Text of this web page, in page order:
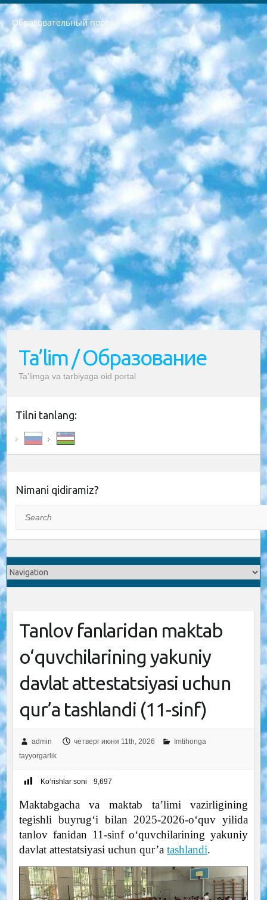
Образовательный портал
РЕСПУБЛИКА УЗБЕКИСТАН МИНИСТРЕРСТВО ДОШКОЛЬНОГО И ШКОЛЬНОГО ОБРАЗОВАНИЯ КОМАНДА в общеобразовательных учреждениях в 2023-2024 учебном году организация и проведение итоговой государственной аттестации обучающихся о Министра дошкольного и школьного образования Республики Узбекистан от 4 марта 2008 года (постановлением Минюста от 20 марта 2008 года № 1778 государственной регистрации) «Итоговое состояние учащихся общего среднего образования на основании положения об утверждении положения об аттестации общего среднего образования выпускной экзамен студентов в образовательных учреждениях в 2023-2024 учебном году В целях организации и прохождения аттестации приказываю: 1. Следующее: перечень предметов, по которым будет проводиться итоговая государственная аттестация и экзамен формы перевода согласно приложению 1; сертификаты международного образца, оценивающие уровень владения иностранными языками перечень согласно приложению 2; 2. Педагогический при специализированных образовательных учреждениях. научно-практический центр квалификации и международной оценки (Д.Давидова) 2024 г. До 25 марта: задания по предметам, по которым будет проводиться итоговая аттестация разработка и утверждение технических условий; итоговая аттестация на основании разработанного предметного задания разработка вопросов по предметам (устно и письменно), экзамен передача; общеобразовательные средние школы и специальные учебные заведения учащиеся выпускных классов школ и интернатов в агентской системе подготовка базы данных экзаменационных материалов и критериев оценки; перевод базы экзаменационных материалов на все языки обучения подать в Республиканский образовательный центр для изготовления; варианты экзаменов на основе разработанных контрольных материалов пусть будут поставлены задачи формирования. 3. Республиканский образовательный центр (Ш.Худайкулов) до 5 апреля 2024 года. до: база данных предоставленных экзаменационных материалов на все языки обучения перевод и экспертиза; для слепых, слабовидящих, глухих, слабослышащих и умственно отсталых детей учащиеся выпускных классов специализированных школ и школ-интернатов база данных экзаменационных материалов на всех преподаваемых языках подготовка критериев оценки; специализированные школы для умственно отсталых детей и технологии для учащихся выпускных классов школ-интернатов разработка соответствующих рекомендаций и критериев проведения ЕГЭ по естествознанию давать задания. 4. Педагогический при специализированных образовательных учреждениях. Научно-практический центр навыков и международной оценки (Д.Давидова), Республика образовательный центр (Худайкулов Ш.) итоговый государственный аттестационный экзамен ориентирован на творческое и логическое мышление при подготовке базы материалов учитывать введение заданий. 5. Следует отметить, что: сертификат государственного образца о знании общеобразовательного предмета и как минимум национальный уровень B1 по предметам на иностранных языках, указанным в Приложении 2. или международно признанный сертификат эквивалентного уровня студенты, изучающие определенный предмет, освобождаются от экзамена; по соответствующим предметам запланирована итоговая государственная аттестация за день до дня, путем жеребьевки Рабочей группой (в письменной форме по предметам, проводимым в форме) из числа сформированных вариантов выбрано 2 варианта; 2 выбранных варианта экзамена анонсированы на официальном сайте министерства и все выпускники по всей стране на основе этих вариантов проводит итоговую государственную аттестацию. 6. Государственное образование учащихся средних общеобразовательных учреждений. знания в соответствии с квалификационными требованиями, которые необходимо приобрести на основании стандартов итоговый (выпускной) контроль для 9 и 11 классов в целях тестирования Экзамены (далее – экзамены) состоят из предметов, перечисленных в приложении 1. будет сделано. 7. Экзамены пройдут с 26 мая по 15 июня 2024 г. (кроме науки физического воспитания). 8. Физическая для учащихся 9 классов общесредних образовательных учреждений. Экзамены по предмету «Образование, квалификация медицина» 1-6 мая 2024 года. сотрудники перевести под присмотр (с отклонениями в физическом или умственном развитии) специализированная школа для детей, школы-интернаты и со сколиозом школы-интернаты санаторного типа для больных детей исключены). 9. Он был слепым, слабовидящим и имел нарушения опорно-двигательного аппарата. экзамены в специализированных школах и интернатах для детей должны проводиться исходя из требований, предъявляемых к общеобразовательным учреждениям (физкультура кроме науки). 10. Специализированная школа для глухих и слабослышащих детей. и экзамены в интернатах и быть реализован в виде письменного теста по математике. 11. Специальность для умственно отсталых детей. Для 9 класса Родной язык и литературное письмо Государственный язык (язык обучения – узбекский). для неклассов) написано Математическое письмо Письменная/устная история Узбекистана Физическое воспитание практично Итоговый контроль Для 11 класса Написание родного языка и литературы (эссе) Математическое письмо Узбекский язык (обучение на узбекском языке) не посещающее общее среднее образование для учреждений)/Образовательное учреждение выбор письменный и устный Иностранный язык письменный/устный Письменная/устная история Узбекистана *По выбору студента:  Химия  Физика  Основы государственного права  География 10 бесплатных образовательных ресурсов - Мы составили подборку онлайн-проектов с интерактивными упражнениями, видеолекциями и статьями. Они помогут вам обрести новые и освежить старые знания бесплатно. 1. «ИНТУИТ» Старейшая образовательная площадка Рунета. Здесь вы найдёте сотни текстовых и видеокурсов на десятки различных тем — от программирования до психологии. Многие курсы подготовлены российскими университетами и крупными международными компаниями вроде Intel и Microsoft. Самостоятельное обучение бесплатное, но желающие могут оплатить услуги персональных наставников. 2. «Смартия» знакомит с актуальными профессиями и подсказывает, как им обучаться. Выбрав заинтересовавшую вас специальность — SMM-специалист, фотограф, веб-дизайнер или другую, — увидите список необходимых для неё умений. Чтобы вы могли освоить их самостоятельно, для каждого умения площадка отображает подборку ссылок на учебные материалы. Хотя «Смартия» ориентируется на русскоязычную аудиторию, часть контента всё же доступна только на английском. 3. «Лекторий Физтеха» Проект Московского физико-технического института (Физтеха). С его помощью вы можете смотреть онлайн серии лекций, записанные на видео в этом вузе. В числе доступных предметов — физика, биология, химия, информационные технологии и другие. К некоторым лекциям администрация ресурса прилагает готовые конспекты, которые можно скачивать в PDF-формате. 4. ITMOcourses Онлайн-площадка Санкт-Петербургского национального исследовательского университета информационных технологий, механики и оптики (ИТМО). Ресурс предоставляет свободный доступ к курсам, разработанным в этом вузе. Каталог материалов разбит на четыре категории: «Оптические системы и технологии», «Приборостроение и робототехника», «Информационные технологии» и «Биотехнологии». Курсы состоят из видеолекций, интерактивных демонстраций и заданий. 5. «КиберЛенинка» Электронная научная библиотека открытого доступа. Каталог площадки регулярно обрастает текстами статей из различных научных изданий. Сгруппированные по журналам и рубрикам публикации можно читать онлайн или скачивать целиком в PDF-формате. Проект нацелен на популяризацию науки за счёт открытого доступа к качественной информации. 6. «ПостНаука» На этом ресурсе публикуют подборки видеолекций, составленные экспертами из разных отраслей и объединённые общими темами. Среди них, к примеру, есть серии «Биоинформатика и геномика», «Культура средневековой Скандинавии» и Cinema Studies о теории кино. Каждая подборка лекций — логически связанная история, рассказанная экспертом от первого лица. Кроме того, на сайте появляются научно-образовательные статьи и тесты на разные темы. 7. «Newочём» Команда проекта «Newочём» отбирает самые интересные тексты из англоязычных СМИ и переводит те из них, за которые голосуют участники сообщества «ВКонтакте». По большей части это научно-популярные статьи. Редакторы придумывают лишь заголовки, в остальном содержание переводов соответствует оригиналам. Полные тексты можно читать прямо в социальной сети. 8. InternetUrok Онлайн-база материалов по основным дисциплинам школьной программы. Информация на сайте структурирована по классам, предметам и темам (урокам). Каждый урок состоит из видеолекций и конспектов. Есть также интерактивные тренажёры и тесты для закрепления пройденного материала. Даже если вы давно окончили школу, возможность повторить программу старших классов всегда может пригодиться. 9. Edutainme Ещё один ресурс об образовании. В отличие от Newtonew, как мне кажется, Edutainme больше ориентируется на представителей индустрии: педагогов, предпринимателей, разработчиков образовательных проектов. Но и любой, кто просто стремится к саморазвитию, найдёт на сайте много полезного и интересного для себя. Например, информацию о новых курсах и образовательных сервисах. 10. Newtonew Онлайн-медиа об образовании и обучении в широком смысле. Авторы Newtonew пишут об инструментах, заведениях, тактиках и стратегиях, которые помогают учить других и получать новые знания самостоятельно. На этой площадке вы найдёте новости, обзоры, аналитические мат
Ta’lim / Образование
Ta’limga va tarbiyaga oid portal
Tilni tanlang:
Nimani qidiramiz?
Tanlov fanlaridan maktab
o‘quvchilarining yakuniy
davlat attestatsiyasi uchun
qur’a tashlandi (11-sinf)
admin четверг июня 11th, 2026
Imtihonga
tayyorgarlik
Ko‘rishlar soni 9,697
Maktabgacha va maktab taʼlimi vazirligining
tegishli buyrugʻi bilan 2025-2026-oʻquv yilida
tanlov fanidan 11-sinf o‘quvchilarining yakuniy
davlat attestatsiyasi uchun qur’a tashlandi.